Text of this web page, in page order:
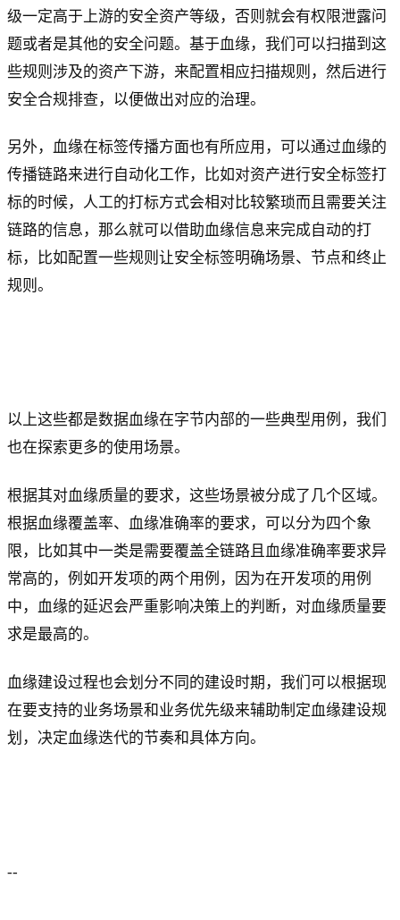
级一定高于上游的安全资产等级，否则就会有权限泄露问
题或者是其他的安全问题。基于血缘，我们可以扫描到这
些规则涉及的资产下游，来配置相应扫描规则，然后进行
安全合规排查，以便做出对应的治理。
另外，血缘在标签传播方面也有所应用，可以通过血缘的
传播链路来进行自动化工作，比如对资产进行安全标签打
标的时候，人工的打标方式会相对比较繁琐而且需要关注
链路的信息，那么就可以借助血缘信息来完成自动的打
标，比如配置一些规则让安全标签明确场景、节点和终止
规则。
以上这些都是数据血缘在字节内部的一些典型用例，我们
也在探索更多的使用场景。
根据其对血缘质量的要求，这些场景被分成了几个区域。
根据血缘覆盖率、血缘准确率的要求，可以分为四个象
限，比如其中一类是需要覆盖全链路且血缘准确率要求异
常高的，例如开发项的两个用例，因为在开发项的用例
中，血缘的延迟会严重影响决策上的判断，对血缘质量要
求是最高的。
血缘建设过程也会划分不同的建设时期，我们可以根据现
在要支持的业务场景和业务优先级来辅助制定血缘建设规
划，决定血缘迭代的节奏和具体方向。
--